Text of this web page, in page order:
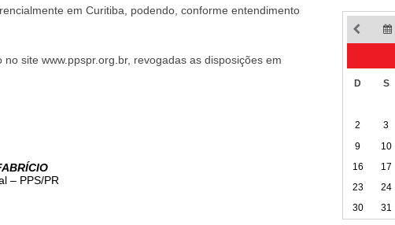
em Curitiba, podendo, conforme entendimento
site www.ppspr.org.br, revogadas as disposições em
– PPS/PR
D S
2
3
9
10
16
17
23
24
30
31